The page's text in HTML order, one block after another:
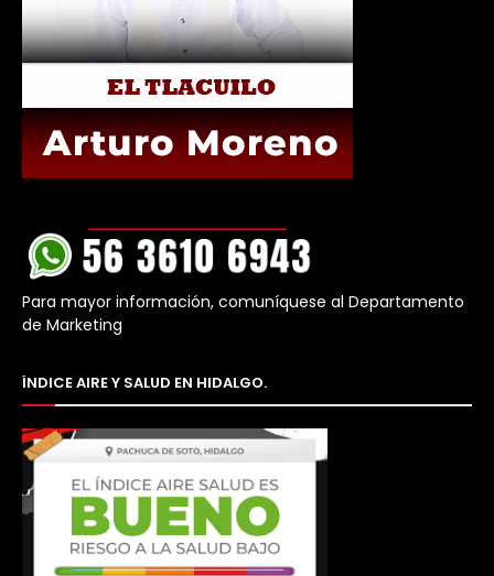
Para mayor información, comuníquese al Departamento
de Marketing
ÍNDICE AIRE Y SALUD EN HIDALGO.